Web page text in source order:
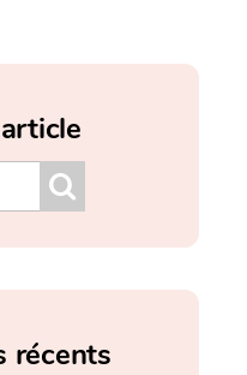
récents